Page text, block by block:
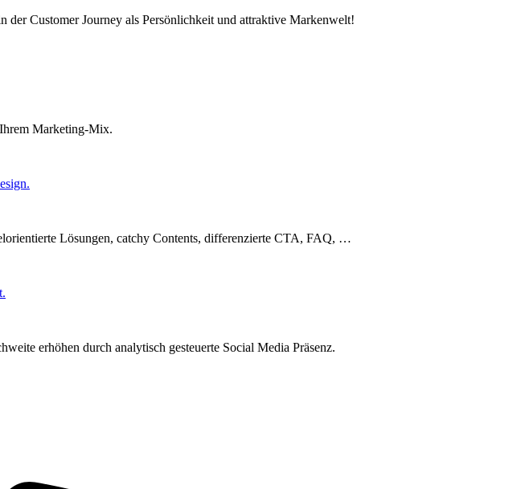
Customer Journey als Persönlichkeit und attraktive Markenwelt!
Marketing-Mix.
Lösungen, catchy Contents, differenzierte CTA, FAQ, …
erhöhen durch analytisch gesteuerte Social Media Präsenz.